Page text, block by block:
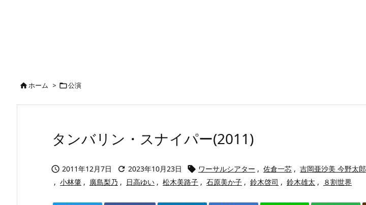
ホーム > 公演
タンバリン・スナイパー(2011)
 2011年12月7日  2023年10月23日  ワーサルシアター , 佐倉一芯 , 吉岡亜沙美 今野太郎
, 小林肇 , 廣島梨乃 , 日高ゆい , 松木美路子 , 石原美か子 , 鈴木啓司 , 鈴木雄太 , ８割世界